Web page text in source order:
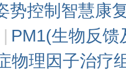
势控制智慧康
| PM1(生物反馈
物理因子治疗